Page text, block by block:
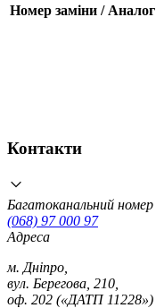
Номер заміни / Аналог
Контакти
Багатоканальний номер
(068) 97 000 97
Адреса
м. Дніпро,
вул. Берегова, 210,
оф. 202 («ДАТП 11228»)